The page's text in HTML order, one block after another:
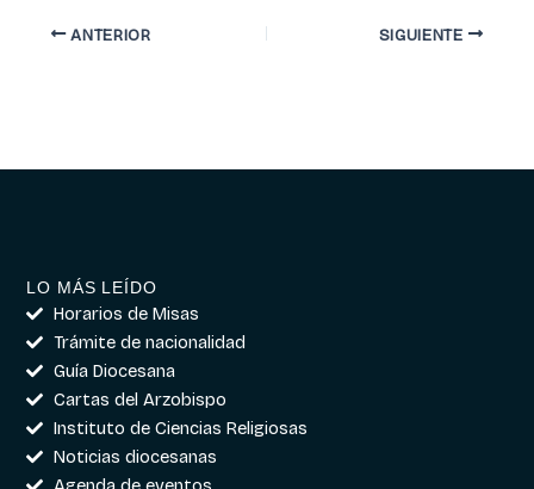
ANTERIOR SIGUIENTE
LO MÁS LEÍDO
Horarios de Misas
Trámite de nacionalidad
Guía Diocesana
Cartas del Arzobispo
Instituto de Ciencias Religiosas
Noticias diocesanas